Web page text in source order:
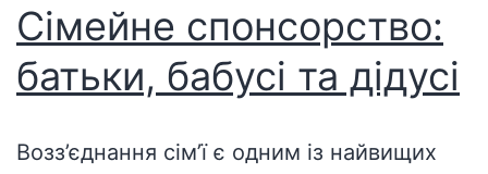
Сімейне спонсорство:
батьки, бабусі та дідусі
Возз’єднання сім’ї є одним із найвищих